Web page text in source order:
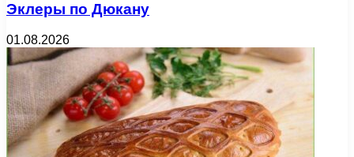
Эклеры по Дюкану
01.08.2026